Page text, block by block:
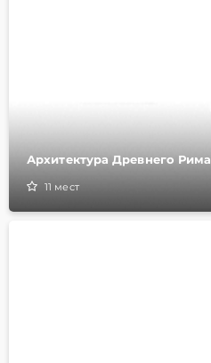
Архитектура Древнего Рима
11 мест